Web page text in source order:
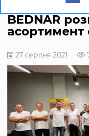
BEDNAR
асортимент
27 серпня 2021